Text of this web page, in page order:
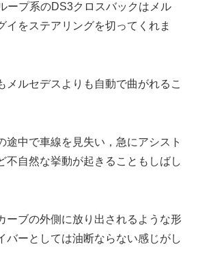
ープ系のDS3クロスバックはメル
イをステアリングを切ってくれま
ルセデスよりも自動で曲がれるこ
中で車線を見失い，急にアシスト
不自然な挙動が起きることもしばし
ブの外側に放り出されるような形
バーとしては油断ならない感じがし